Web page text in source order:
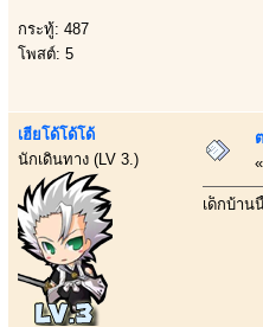
กระทู้: 487
โพสต์: 5
เฮียโด้โด้โด้
นักเดินทาง (LV 3.)
«
เด็กบ้า